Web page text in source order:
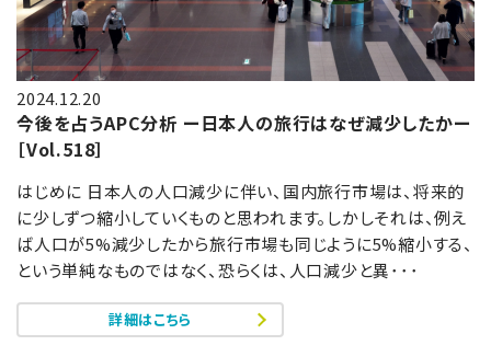
2024.12.20
今後を占うAPC分析 ー日本人の旅行はなぜ減少したかー
［Vol.518］
はじめに 日本人の人口減少に伴い、国内旅行市場は、将来的
に少しずつ縮小していくものと思われます。しかしそれは、例え
ば人口が5%減少したから旅行市場も同じように5%縮小する、
という単純なものではなく、恐らくは、人口減少と異･･･
詳細はこちら